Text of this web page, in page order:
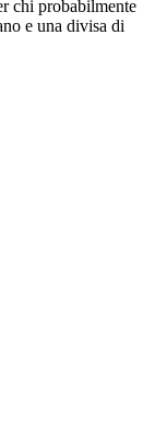
chi probabilmente
e una divisa di